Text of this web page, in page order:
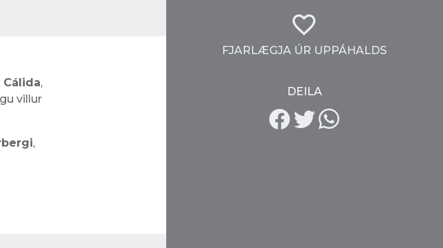
Cálida,
villur
,
FJARLÆGJA ÚR UPPÁHALDS
DEILA